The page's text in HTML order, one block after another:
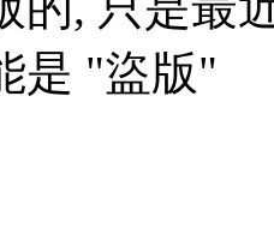
是 "盜版"